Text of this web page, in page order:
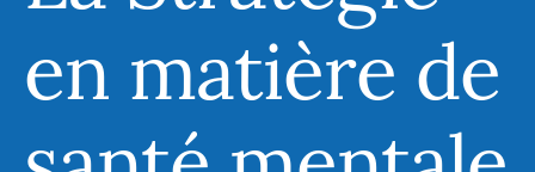
en matière de